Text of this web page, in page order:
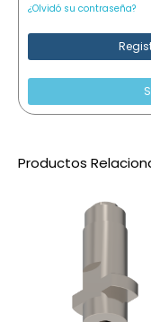
¿Olvidó su contraseña?
Productos